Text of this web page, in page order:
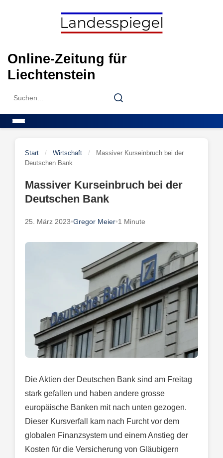
Online-Zeitung für
Liechtenstein
Search
Search
Start / Wirtschaft /
Massiver Kurseinbruch bei der
Deutschen Bank
Massiver Kurseinbruch bei der
Deutschen Bank
25. März 2023•Gregor Meier•1 Minute
Die Aktien der Deutschen Bank sind am Freitag
stark gefallen und haben andere grosse
europäische Banken mit nach unten gezogen.
Dieser Kursverfall kam nach Furcht vor dem
globalen Finanzsystem und einem Anstieg der
Kosten für die Versicherung von Gläubigern